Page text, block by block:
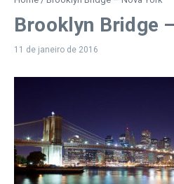
Brooklyn Bridge
11 de janeiro de 2016